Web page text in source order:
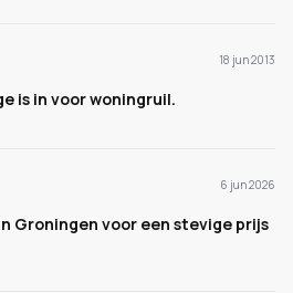
18 jun 2013
is in voor woningruil.
6 jun 2026
Groningen voor een stevige prijs